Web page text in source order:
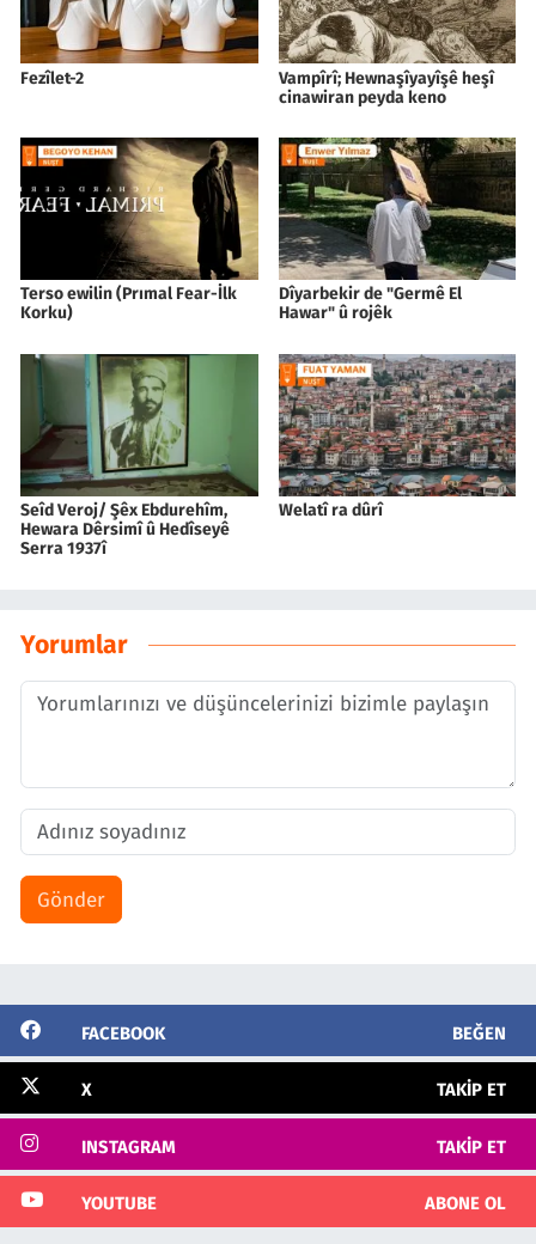
Fezîlet-2
Vampîrî; Hewnaşîyayîşê heşî
cinawiran peyda keno
Terso ewilin (Prımal Fear-İlk
Korku)
Dîyarbekir de "Germê El
Hawar" û rojêk
Seîd Veroj/ Şêx Ebdurehîm,
Hewara Dêrsimî û Hedîseyê
Serra 1937î
Welatî ra dûrî
Yorumlar
Gönder
FACEBOOK BEĞEN
X TAKIP ET
INSTAGRAM TAKIP ET
YOUTUBE ABONE OL